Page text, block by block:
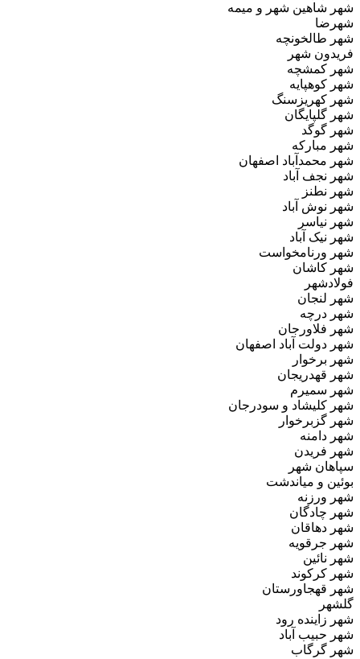
شهر شاهین شهر و میمه
شهرضا
شهر طالخونچه
فریدون‌ شهر
شهر کمشچه
شهر کوهپایه
شهر کهریزسنگ
شهر گلپایگان
شهر گوگد
شهر مبارکه
شهر محمدآباد اصفهان
شهر نجف‌ آباد
شهر نطنز
شهر نوش آباد
شهر نیاسر
شهر نیک آباد
شهر ورنامخواست
شهر کاشان
فولادشهر
شهر لنجان
شهر درچه
شهر فلاورجان
شهر دولت آباد اصفهان
شهر برخوار
شهر قهدریجان
شهر سمیرم
شهر کلیشاد و سودرجان
شهر گزبرخوار
شهر دامنه
شهر فریدن
سپاهان شهر
بوئین و میاندشت
شهر ورزنه
شهر چادگان
شهر دهاقان
شهر جرقویه
شهر نائین
شهر کرکوند
شهر قهجاورستان
گلشهر
شهر زاینده رود
شهر حبیب آباد
شهر گرگاب